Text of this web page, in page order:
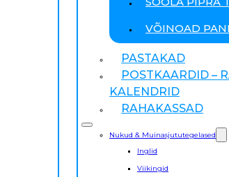
VÕINOAD
PASTAKAD
POSTKAARDID –
KALENDRID
RAHAKASSAD
Nukud & Muinasjututegelased
Inglid
Viikingid